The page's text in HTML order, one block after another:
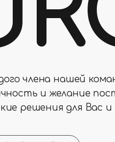
члена нашей
и желание
решения для Вас и